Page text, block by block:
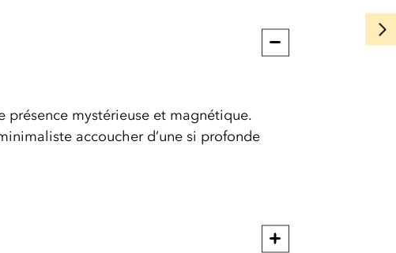
présence mystérieuse et magnétique.
accoucher d’une si profonde